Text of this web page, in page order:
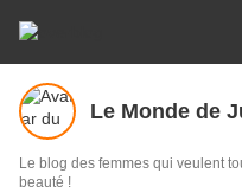
Le Monde de
Le blog des femmes qui veulent
beauté !